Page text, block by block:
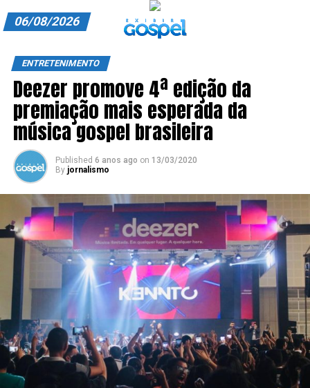
ANUNCIE CONOSCO
ASSINE
CARRINHO
EDITORIAL
ENTREVISTAS
EXPEDIENTE
FINALIZAR COMPRA
HOME
LANÇAMENTOS
06/08/2026
ENTRETENIMENTO
Deezer promove 4ª edição da
premiação mais esperada da
música gospel brasileira
Published 6 anos ago on 13/03/2020
By jornalismo